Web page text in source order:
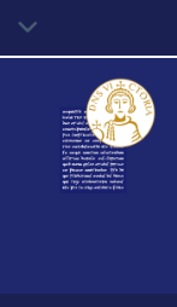
contenuto